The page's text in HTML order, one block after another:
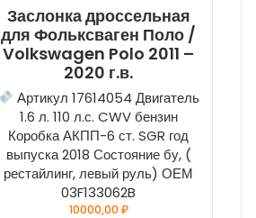
Заслонка дроссельная
для Фольксваген Поло /
Volkswagen Polo 2011 –
2020 г.в.
Артикул 17614054 Двигатель
1.6 л. 110 л.с. CWV бензин
Коробка АКПП-6 ст. SGR год
выпуска 2018 Состояние бу, (
рестайлинг, левый руль) ОЕМ
03F133062B
10000,00₽